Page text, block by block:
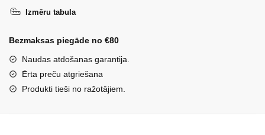
ar
papēdi
Silver
Merila
daudzums
Izmēru tabula
Bezmaksas piegāde no €80
Naudas atdošanas garantija.
Ērta preču atgriešana
Produkti tieši no ražotājiem.